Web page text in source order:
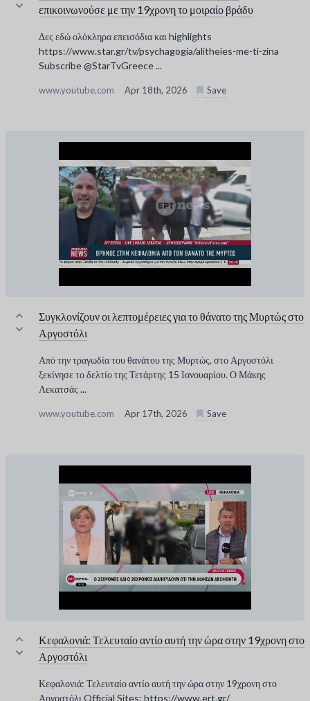
επικοινωνούσε με την 19χρονη το μοιραίο βράδυ
Δες εδώ ολόκληρα επεισόδια και highlights
https://www.star.gr/tv/psychagogia/alitheies-me-ti-zina
Subscribe @StarTvGreece ...
www.youtube.com Apr 18th, 2026 Save
Συγκλονίζουν οι λεπτομέρειες για το θάνατο της Μυρτώς στο
Αργοστόλι
Από την τραγωδία του θανάτου της Μυρτώς, στο Αργοστόλι
ξεκίνησε το δελτίο της Τετάρτης 15 Ιανουαρίου. Ο Μάκης
Λεκατσάς ...
www.youtube.com Apr 17th, 2026 Save
Κεφαλονιά: Τελευταίο αντίο αυτή την ώρα στην 19χρονη στο
Αργοστόλι
Κεφαλονιά: Τελευταίο αντίο αυτή την ώρα στην 19χρονη στο
Αργοστόλι Official Sites: https://www.ert.gr/